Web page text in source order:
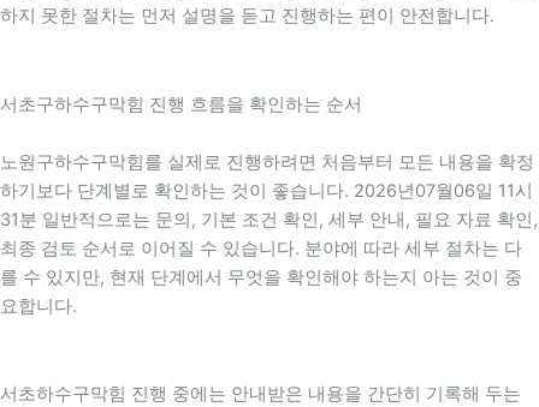
하지 못한 절차는 먼저 설명을 듣고 진행하는 편이 안전합니다.
서초구하수구막힘 진행 흐름을 확인하는 순서
노원구하수구막힘를 실제로 진행하려면 처음부터 모든 내용을 확정
하기보다 단계별로 확인하는 것이 좋습니다. 2026년07월06일 11시
31분 일반적으로는 문의, 기본 조건 확인, 세부 안내, 필요 자료 확인,
최종 검토 순서로 이어질 수 있습니다. 분야에 따라 세부 절차는 다
를 수 있지만, 현재 단계에서 무엇을 확인해야 하는지 아는 것이 중
요합니다.
서초하수구막힘 진행 중에는 안내받은 내용을 간단히 기록해 두는